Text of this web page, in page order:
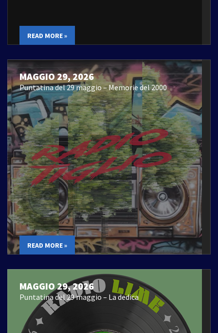
READ MORE »
MAGGIO 29, 2026
Puntatina del 29 maggio – Memorie del 2000
READ MORE »
MAGGIO 29, 2026
Puntatina del 29 maggio – La dedica